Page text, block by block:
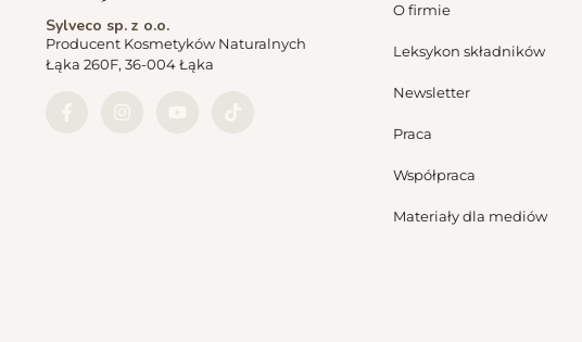
Sylveco sp. z o.o.
Producent Kosmetyków Naturalnych
Łąka 260F, 36-004 Łąka
O firmie
Leksykon składników
Newsletter
Praca
Współpraca
Materiały dla mediów